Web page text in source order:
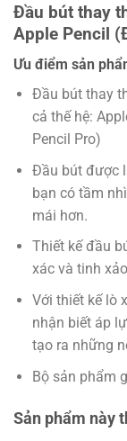
Đầu bút thay
Apple Pencil
Ưu điểm sản
Đầu bút thay
cả thế hệ:
Pencil Pro)
Đầu bút được
bạn có tầm
mái hơn.
Thiết kế đầu
xác và tinh
Với thiết kế lò
nhận biết áp
tạo ra những
Bộ sản phẩm
Sản phẩm này